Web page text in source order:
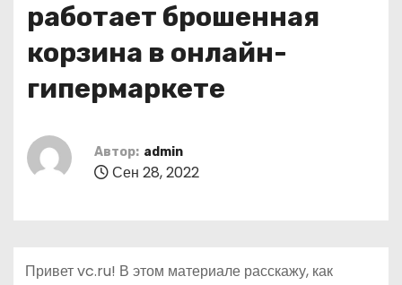
работает брошенная
корзина в онлайн-
гипермаркете
Автор: admin
Сен 28, 2022
Привет vc.ru! В этом материале расскажу, как